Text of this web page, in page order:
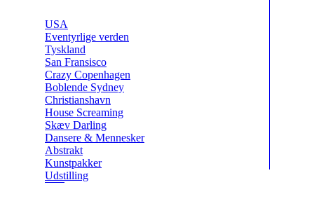
USA
Eventyrlige verden
Tyskland
San Fransisco
Crazy Copenhagen
Boblende Sydney
Christianshavn
House Screaming
Skæv Darling
Dansere & Mennesker
Abstrakt
Kunstpakker
Udstilling